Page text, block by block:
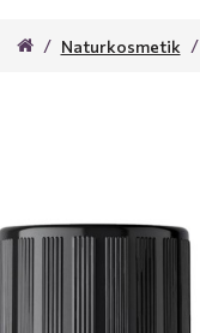
Naturkosmetik